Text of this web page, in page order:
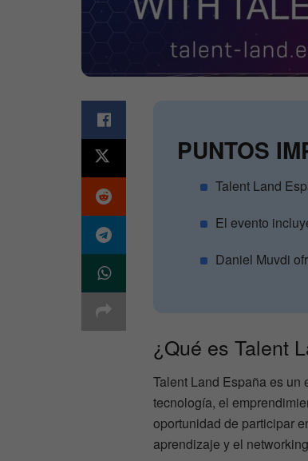
PUNTOS
Talent Land
El evento
Daniel Muvdi
¿Qué es Talent
Talent Land España es un
tecnología, el
oportunidad de participar
aprendizaje y el